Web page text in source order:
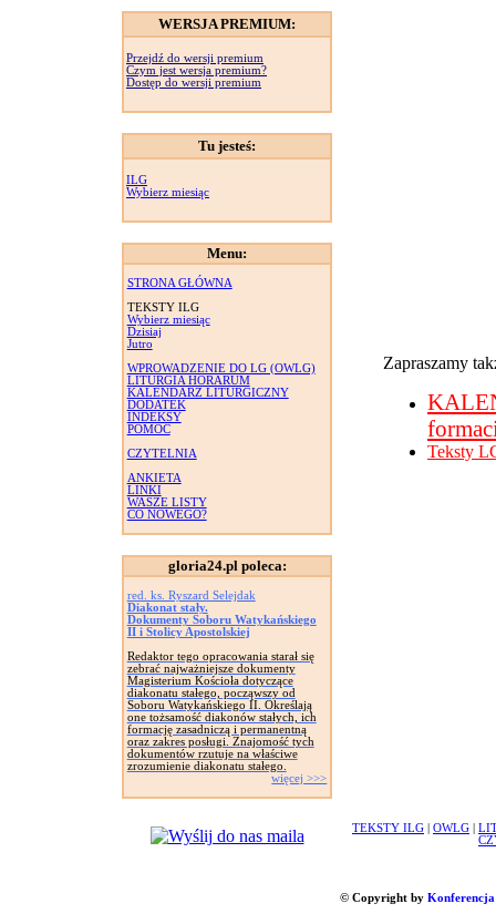
WERSJA PREMIUM:
Przejdź do wersji premium
Czym jest wersja premium?
Dostęp do wersji premium
Tu jesteś:
ILG
Wybierz miesiąc
Menu:
STRONA GŁÓWNA
TEKSTY ILG
Wybierz miesiąc
Dzisiaj
Jutro
WPROWADZENIE DO LG (OWLG)
LITURGIA HORARUM
KALENDARZ LITURGICZNY
DODATEK
INDEKSY
POMOC
CZYTELNIA
ANKIETA
LINKI
WASZE LISTY
CO NOWEGO?
gloria24.pl poleca:
red. ks. Ryszard Selejdak
Diakonat stały.
Dokumenty Soboru Watykańskiego
II i Stolicy Apostolskiej
Redaktor tego opracowania starał się
zebrać najważniejsze dokumenty
Magisterium Kościoła dotyczące
diakonatu stałego, począwszy od
Soboru Watykańskiego II. Określają
one tożsamość diakonów stałych, ich
formację zasadniczą i permanentną
oraz zakres posługi. Znajomość tych
dokumentów rzutuje na właściwe
zrozumienie diakonatu stałego.
więcej >>>
Zapraszamy
Teksty
TEKSTY ILG OWLG
© Copyright by Konferencja